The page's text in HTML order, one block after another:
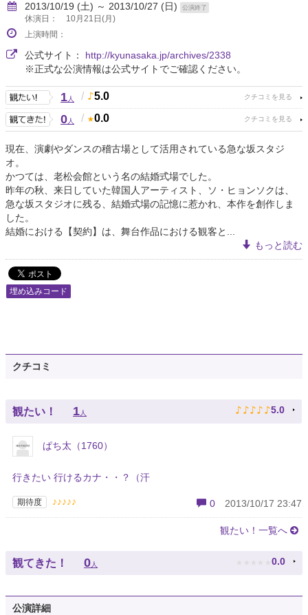
2013/10/19 (土) ～ 2013/10/27 (日)
公演終了
休演日： 10月21日(月)
上演時間：
公式サイト： http://kyunasaka.jp/archives/2338
※正式な公演情報は公式サイトでご確認ください。
1人 / 5.0
0人 / 0.0
現在、演劇やダンスの稽古場として活用されている急な坂スタジ
オ。
かつては、老松会館という名の結婚式場でした。
昨年の秋、来日していた韓国人アーティスト、ソ・ヒョンソクは、
急な坂スタジオに残る、結婚式場の記憶に惹かれ、本作を創作しま
した。
結婚における【契約】は、舞台作品における観客と...
もっと読む
埋め込みコード
クチコミ
観たい！ 1人 ♪ ♪ ♪ ♪ ♪ 5.0
ぱち太（1760）
行きたい 行けるカナ・・？（汗
期待度 ♪♪♪♪♪ 0 2013/10/17 23:47
観たい！一覧へ
観てきた！ 0 人 ★ ★ ★ ★ ★ 0.0
公演詳細